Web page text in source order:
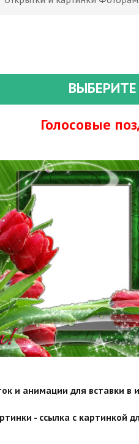
Голосовые
и анимации для вставки в
- ссылка с картинкой